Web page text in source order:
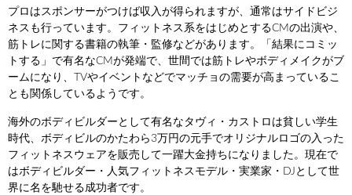
プロはスポンサーがつけば収入が得られますが、通常はサイドビジ
ネスも行っています。フィットネス系をはじめとするCMの出演や、
筋トレに関する書籍の執筆・監修などがあります。「結果にコミッ
トする」で有名なCMが発端で、世間では筋トレやボディメイクがブ
ームになり、TVやイベントなどでマッチョの需要が高まっているこ
とも関係しているようです。
海外のボディビルダーとして有名なタヴィ・カストロは貧しい学生
時代、ボディビルのかたわら3万円の元手でオリジナルロゴの入った
フィットネスウェアを販売して一躍大金持ちになりました。現在で
はボディビルダー・人気フィットネスモデル・実業家・DJとして世
界に名を馳せる成功者です。